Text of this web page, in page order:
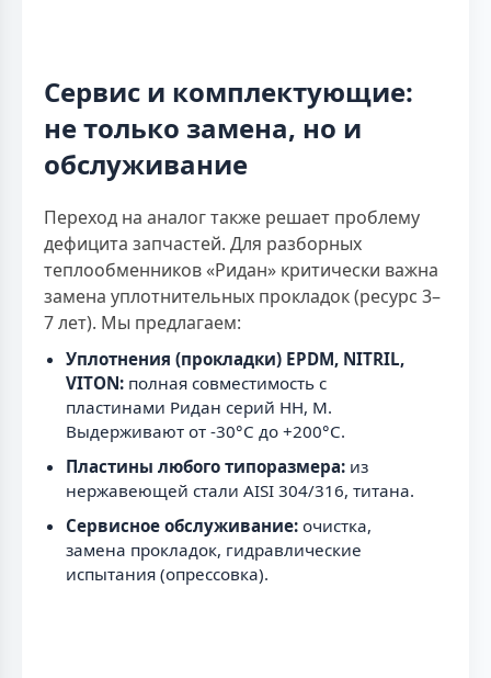
Сервис и комплектующие:
не только замена, но и
обслуживание
Переход на аналог также решает проблему
дефицита запчастей. Для разборных
теплообменников «Ридан» критически важна
замена уплотнительных прокладок (ресурс 3–
7 лет). Мы предлагаем:
Уплотнения (прокладки) EPDM, NITRIL,
VITON: полная совместимость с
пластинами Ридан серий НН, М.
Выдерживают от -30°C до +200°C.
Пластины любого типоразмера: из
нержавеющей стали AISI 304/316, титана.
Сервисное обслуживание: очистка,
замена прокладок, гидравлические
испытания (опрессовка).